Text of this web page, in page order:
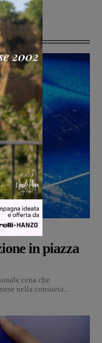
in piazza
cena che
nella consueta...